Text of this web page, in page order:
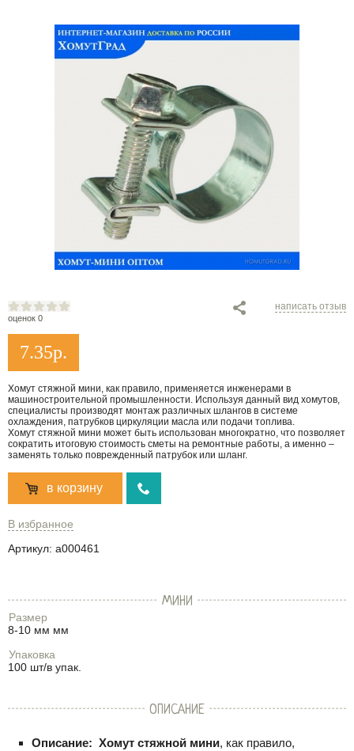
оценок 0
написать отзыв
7.35р.
Хомут стяжной мини, как правило, применяется инженерами в
машиностроительной промышленности. Используя данный вид хомутов,
специалисты производят монтаж различных шлангов в системе
охлаждения, патрубков циркуляции масла или подачи топлива.
Хомут стяжной мини может быть использован многократно, что позволяет
сократить итоговую стоимость сметы на ремонтные работы, а именно –
заменять только поврежденный патрубок или шланг.
в корзину
В избранное
Артикул: a000461
МИНИ
Размер
8-10 мм мм
Упаковка
100 шт/в упак.
ОПИСАНИЕ
Описание: Хомут стяжной мини, как правило,